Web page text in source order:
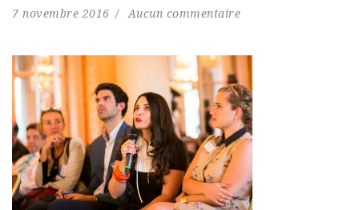
7 novembre 2016 Aucun commentaire